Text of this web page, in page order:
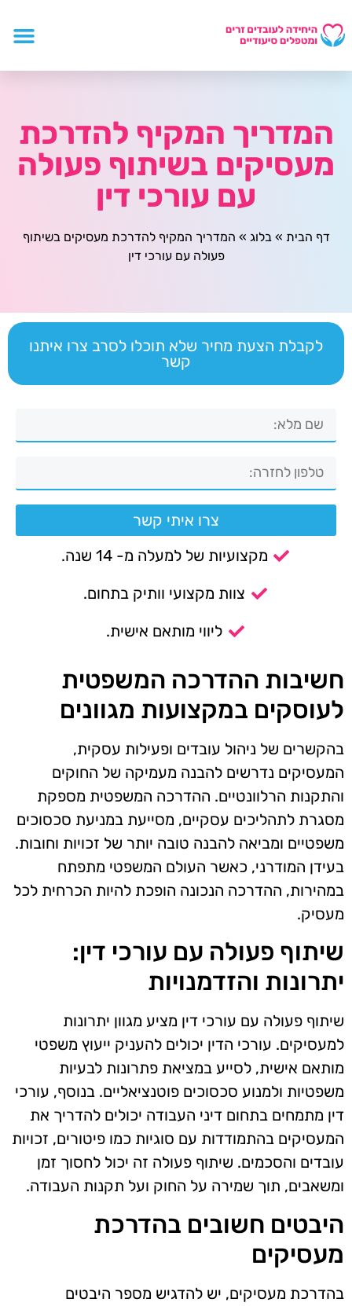
המדריך המקיף להדרכת
מעסיקים בשיתוף פעולה
עם עורכי דין
דף הבית »בלוג » המדריך המקיף להדרכת מעסיקים בשיתוף
פעולה עם עורכי דין
לקבלת הצעת מחיר שלא תוכלו לסרב צרו איתנו
קשר
צרו איתי קשר
מקצועיות של למעלה מ- 14 שנה.
צוות מקצועי וותיק בתחום.
ליווי מותאם אישית.
חשיבות ההדרכה המשפטית
לעוסקים במקצועות מגוונים
בהקשרים של ניהול עובדים ופעילות עסקית,
המעסיקים נדרשים להבנה מעמיקה של החוקים
והתקנות הרלוונטיים. ההדרכה המשפטית מספקת
מסגרת לתהליכים עסקיים, מסייעת במניעת סכסוכים
משפטיים ומביאה להבנה טובה יותר של זכויות וחובות.
בעידן המודרני, כאשר העולם המשפטי מתפתח
במהירות, ההדרכה הנכונה הופכת להיות הכרחית לכל
מעסיק.
שיתוף פעולה עם עורכי דין:
יתרונות והזדמנויות
שיתוף פעולה עם עורכי דין מציע מגוון יתרונות
למעסיקים. עורכי הדין יכולים להעניק ייעוץ משפטי
מותאם אישית, לסייע במציאת פתרונות לבעיות
משפטיות ולמנוע סכסוכים פוטנציאליים. בנוסף, עורכי
דין מתמחים בתחום דיני העבודה יכולים להדריך את
המעסיקים בהתמודדות עם סוגיות כמו פיטורים, זכויות
עובדים והסכמים. שיתוף פעולה זה יכול לחסוך זמן
ומשאבים, תוך שמירה על החוק ועל תקנות העבודה.
היבטים חשובים בהדרכת
מעסיקים
בהדרכת מעסיקים, יש להדגיש מספר היבטים